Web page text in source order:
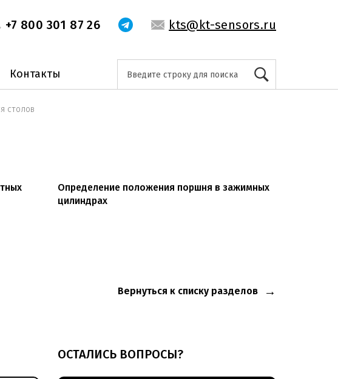
+7 800 301 87 26 kts@kt-sensors.ru
Контакты
столов
Определение положения поршня в зажимных
цилиндрах
Вернуться к списку разделов
ОСТАЛИСЬ ВОПРОСЫ?